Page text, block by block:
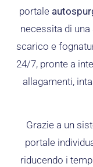
portale
necessita di
scarico e
24/7, pronte a
allagamenti,
Grazie a un
portale
riducendo i